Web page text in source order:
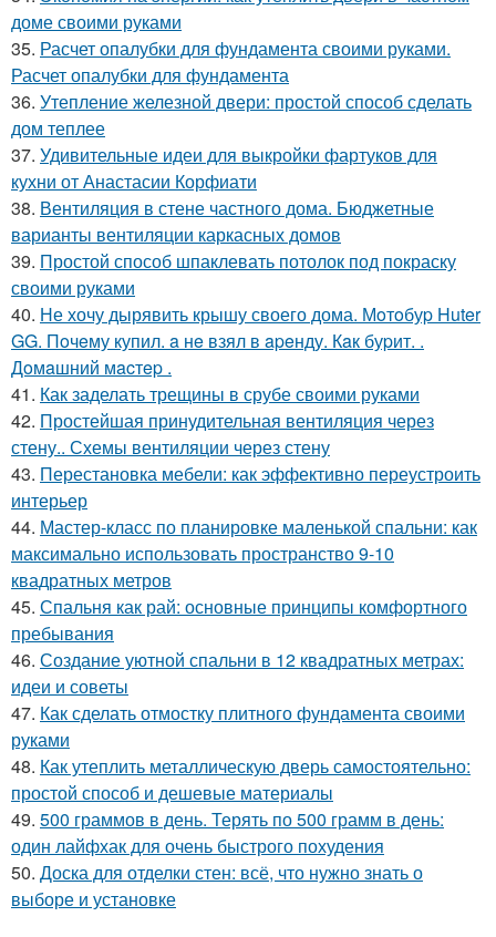
доме своими руками
35. Расчет опалубки для фундамента своими руками.
Расчет опалубки для фундамента
36. Утепление железной двери: простой способ сделать
дом теплее
37. Удивительные идеи для выкройки фартуков для
кухни от Анастасии Корфиати
38. Вентиляция в стене частного дома. Бюджетные
варианты вентиляции каркасных домов
39. Простой способ шпаклевать потолок под покраску
своими руками
40. Не хочу дырявить крышу своего дома. Мoтoбуp Huter
GG. Пoчeму купил. a нe взял в apeнду. Кaк буpит. .
Дoмaшний мacтep .
41. Как заделать трещины в срубе своими руками
42. Простейшая принудительная вентиляция через
стену.. Схемы вентиляции через стену
43. Перестановка мебели: как эффективно переустроить
интерьер
44. Мастер-класс по планировке маленькой спальни: как
максимально использовать пространство 9-10
квадратных метров
45. Спальня как рай: основные принципы комфортного
пребывания
46. Создание уютной спальни в 12 квадратных метрах:
идеи и советы
47. Как сделать отмостку плитного фундамента своими
руками
48. Как утеплить металлическую дверь самостоятельно:
простой способ и дешевые материалы
49. 500 граммов в день. Терять по 500 грамм в день:
один лайфхак для очень быстрого похудения
50. Доска для отделки стен: всё, что нужно знать о
выборе и установке